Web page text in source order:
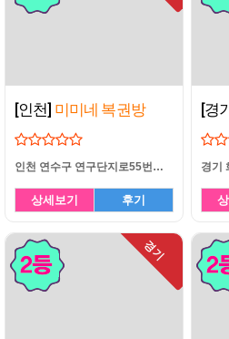
[인천] 미미네 복권방
인천 연수구 연구단지로55번길 16 상가 103호
상세보기 후기
[경
경기